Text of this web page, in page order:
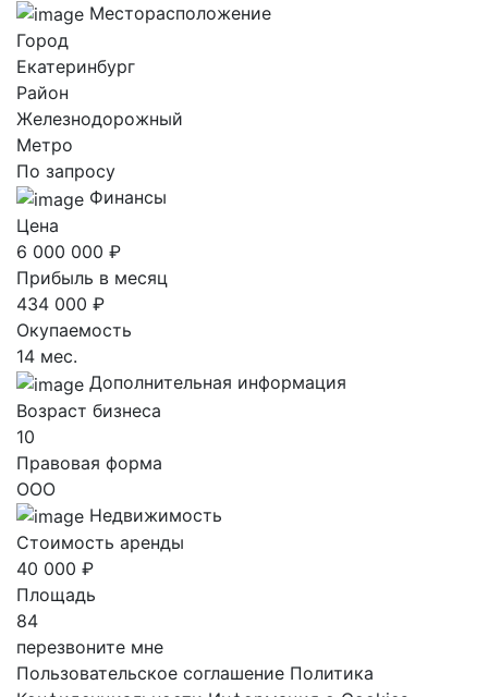
Месторасположение
Город
Екатеринбург
Район
Железнодорожный
Метро
По запросу
Финансы
Цена
6 000 000 ₽
Прибыль в месяц
434 000 ₽
Окупаемость
14 мес.
Дополнительная информация
Возраст бизнеса
10
Правовая форма
ООО
Недвижимость
Стоимость аренды
40 000 ₽
Площадь
84
перезвоните мне
Пользовательское соглашение Политика